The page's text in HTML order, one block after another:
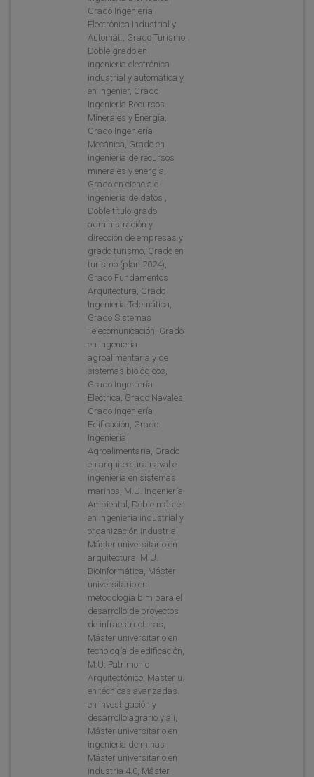
Grado Ingeniería
Electrónica Industrial y
Automát., Grado Turismo,
Doble grado en
ingenieria electrónica
industrial y automática y
en ingenier, Grado
Ingeniería Recursos
Minerales y Energía,
Grado Ingeniería
Mecánica, Grado en
ingeniería de recursos
minerales y energía,
Grado en ciencia e
ingeniería de datos ,
Doble título grado
administración y
dirección de empresas y
grado turismo, Grado en
turismo (plan 2024),
Grado Fundamentos
Arquitectura, Grado
Ingeniería Telemática,
Grado Sistemas
Telecomunicación, Grado
en ingeniería
agroalimentaria y de
sistemas biológicos,
Grado Ingeniería
Eléctrica, Grado Navales,
Grado Ingeniería
Edificación, Grado
Ingeniería
Agroalimentaria, Grado
en arquitectura naval e
ingeniería en sistemas
marinos, M.U. Ingeniería
Ambiental, Doble máster
en ingeniería industrial y
organización industrial,
Máster universitario en
arquitectura, M.U.
Bioinformática, Máster
universitario en
metodología bim para el
desarrollo de proyectos
de infraestructuras,
Máster universitario en
tecnología de edificación,
M.U. Patrimonio
Arquitectónico, Máster u.
en técnicas avanzadas
en investigación y
desarrollo agrario y ali,
Máster universitario en
ingeniería de minas ,
Máster universitario en
industria 4.0, Máster